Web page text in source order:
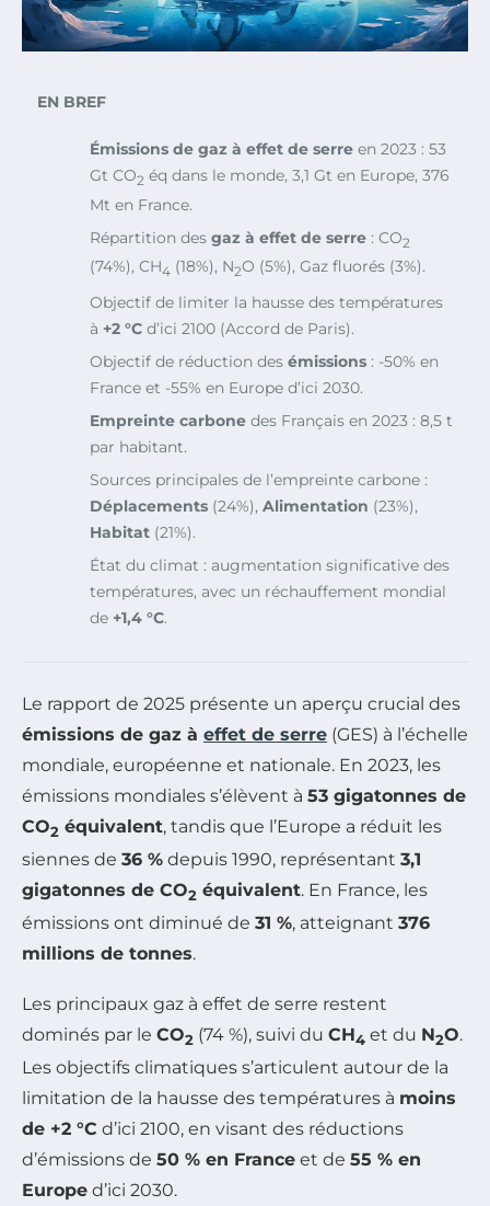
EN BREF
Émissions de gaz à effet de serre en 2023 : 53
Gt CO2 éq dans le monde, 3,1 Gt en Europe, 376
Mt en France.
Répartition des gaz à effet de serre : CO2
(74%), CH4 (18%), N2O (5%), Gaz fluorés (3%).
Objectif de limiter la hausse des températures
à +2 °C d’ici 2100 (Accord de Paris).
Objectif de réduction des émissions : -50% en
France et -55% en Europe d’ici 2030.
Empreinte carbone des Français en 2023 : 8,5 t
par habitant.
Sources principales de l’empreinte carbone :
Déplacements (24%), Alimentation (23%),
Habitat (21%).
État du climat : augmentation significative des
températures, avec un réchauffement mondial
de +1,4 °C.
Le rapport de 2025 présente un aperçu crucial des
émissions de gaz à effet de serre (GES) à l’échelle
mondiale, européenne et nationale. En 2023, les
émissions mondiales s’élèvent à 53 gigatonnes de
CO2 équivalent, tandis que l’Europe a réduit les
siennes de 36 % depuis 1990, représentant 3,1
gigatonnes de CO2 équivalent. En France, les
émissions ont diminué de 31 %, atteignant 376
millions de tonnes.
Les principaux gaz à effet de serre restent
dominés par le CO2 (74 %), suivi du CH4 et du N2O.
Les objectifs climatiques s’articulent autour de la
limitation de la hausse des températures à moins
de +2 °C d’ici 2100, en visant des réductions
d’émissions de 50 % en France et de 55 % en
Europe d’ici 2030.